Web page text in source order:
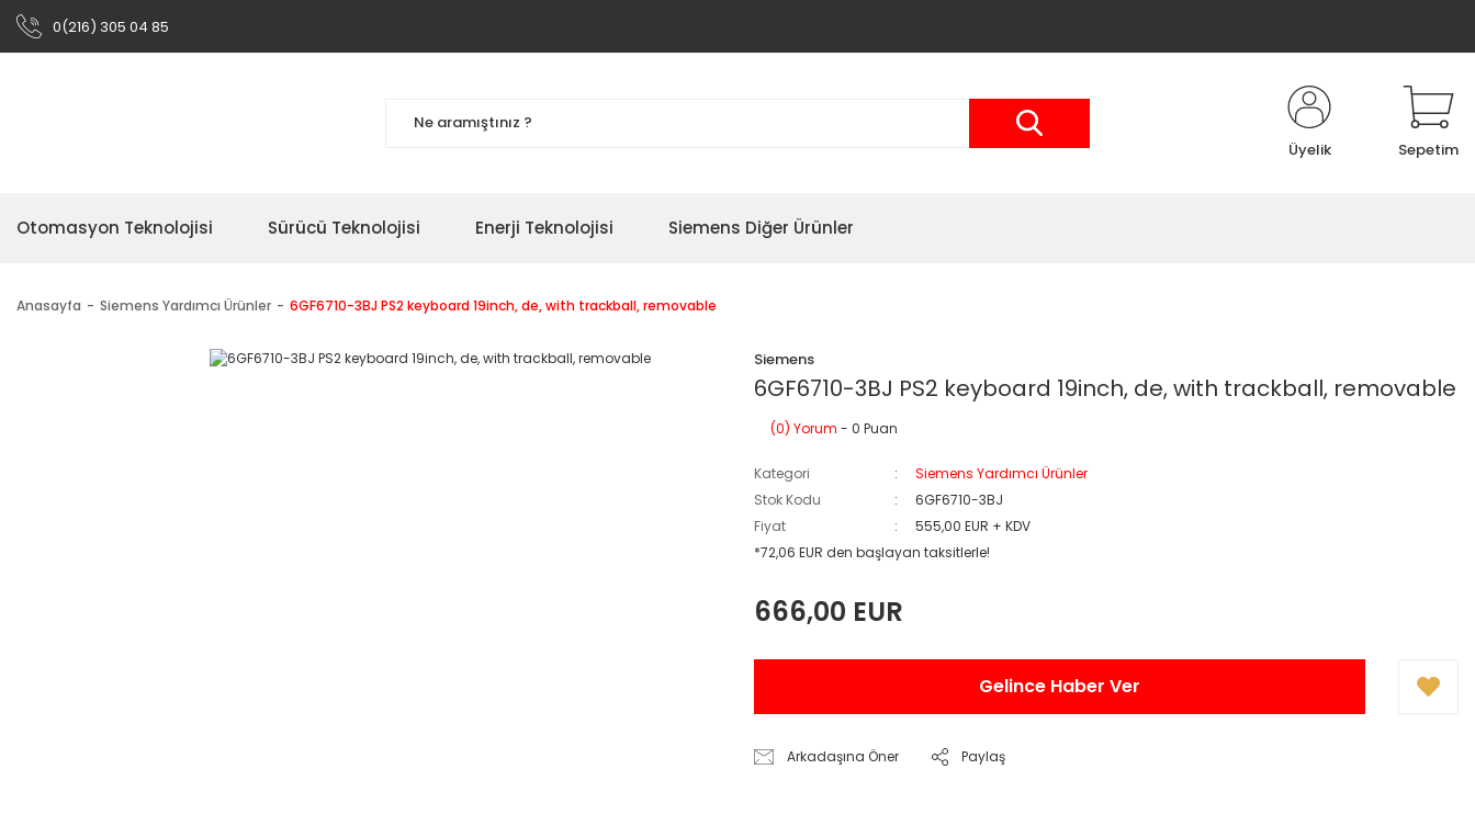
0(216) 305 04 85
Üyelik Sepetim
Otomasyon Teknolojisi Sürücü Teknolojisi Enerji Teknolojisi Siemens Diğer Ürünler
Anasayfa Siemens Yardımcı Ürünler 6GF6710-3BJ PS2 keyboard 19inch, de, with trackball, removable
Siemens
6GF6710-3BJ PS2 keyboard 19inch, de, with trackball, removable
(0) Yorum - 0 Puan
Kategori
Siemens Yardımcı Ürünler
Stok Kodu
6GF6710-3BJ
Fiyat
555,00 EUR + KDV
*72,06 EUR den başlayan taksitlerle!
666,00 EUR
Gelince Haber Ver
Arkadaşına Öner Paylaş